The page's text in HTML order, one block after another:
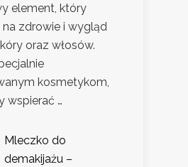
element, który
na zdrowie i wygląd
oraz włosów.
kosmetykom,
wspierać …
Mleczko do
demakijażu –